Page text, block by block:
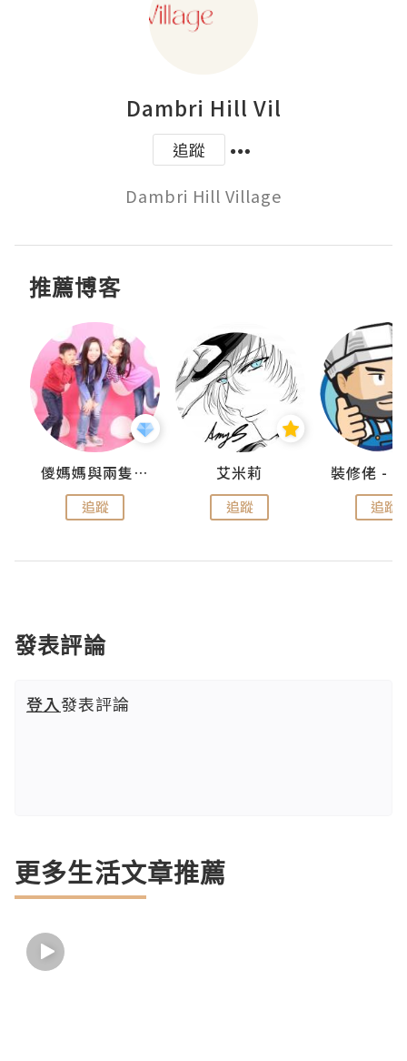
Dambri Hill Vil
追蹤
Dambri Hill Village
推薦博客
儍媽媽與兩隻小魔怪之家
追蹤
艾米莉
追蹤 追蹤
發表評論
登入發表評論
更多生活文章推薦